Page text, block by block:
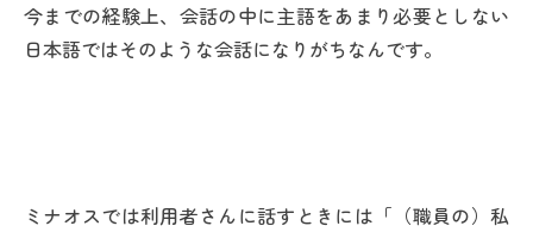
今までの経験上、会話の中に主語をあまり必要としない
日本語ではそのような会話になりがちなんです。
ミナオスでは利用者さんに話すときには「（職員の）私